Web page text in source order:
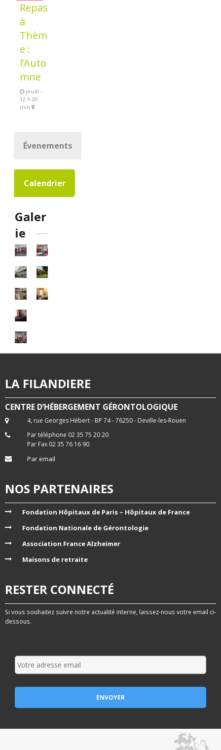
Repas
à
Thèm
e :
l’Auto
mne
jeudi -
12 h 00
min
Évenements
Calendrier
Galer
ie
LA FILANDIERE
CENTRE D’HÉBERGEMENT GÉRONTOLOGIQUE
4, rue Georges Hébert - BP 74 - 76250 - Deville-les-Rouen
Par téléphone 02 35 75 20 20
Par Fax 02 35 76 16 90
Par email
NOS PARTENAIRES
Fondation Hôpitaux de Paris – Hôpitaux de France
Fondation Nationale de Gérontologie
Association France Alzheimer
Maisons de retraite
RESTER CONNECTÉ
Si vous souhaitez suivre notre actualité interne, laissez-nous votre email ci-
dessous.